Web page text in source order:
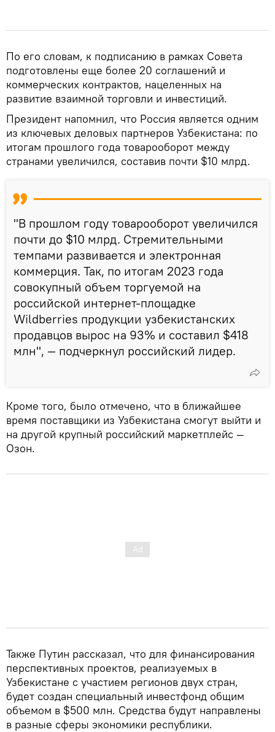
По его словам, к подписанию в рамках Совета
подготовлены еще более 20 соглашений и
коммерческих контрактов, нацеленных на
развитие взаимной торговли и инвестиций.
Президент напомнил, что Россия является одним
из ключевых деловых партнеров Узбекистана: по
итогам прошлого года товарооборот между
странами увеличился, составив почти $10 млрд.
"В прошлом году товарооборот увеличился
почти до $10 млрд. Стремительными
темпами развивается и электронная
коммерция. Так, по итогам 2023 года
совокупный объем торгуемой на
российской интернет-площадке
Wildberries продукции узбекистанских
продавцов вырос на 93% и составил $418
млн", — подчеркнул российский лидер.
Кроме того, было отмечено, что в ближайшее
время поставщики из Узбекистана смогут выйти и
на другой крупный российский маркетплейс —
Озон.
Также Путин рассказал, что для финансирования
перспективных проектов, реализуемых в
Узбекистане с участием регионов двух стран,
будет создан специальный инвестфонд общим
объемом в $500 млн. Средства будут направлены
в разные сферы экономики республики.